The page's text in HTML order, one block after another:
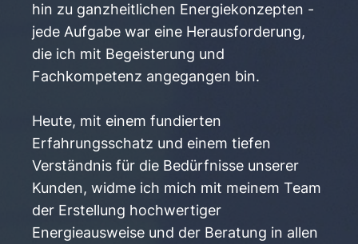
hin zu ganzheitlichen Energiekonzepten -
jede Aufgabe war eine Herausforderung,
die ich mit Begeisterung und
Fachkompetenz angegangen bin.
Heute, mit einem fundierten
Erfahrungsschatz und einem tiefen
Verständnis für die Bedürfnisse unserer
Kunden, widme ich mich mit meinem Team
der Erstellung hochwertiger
Energieausweise und der Beratung in allen